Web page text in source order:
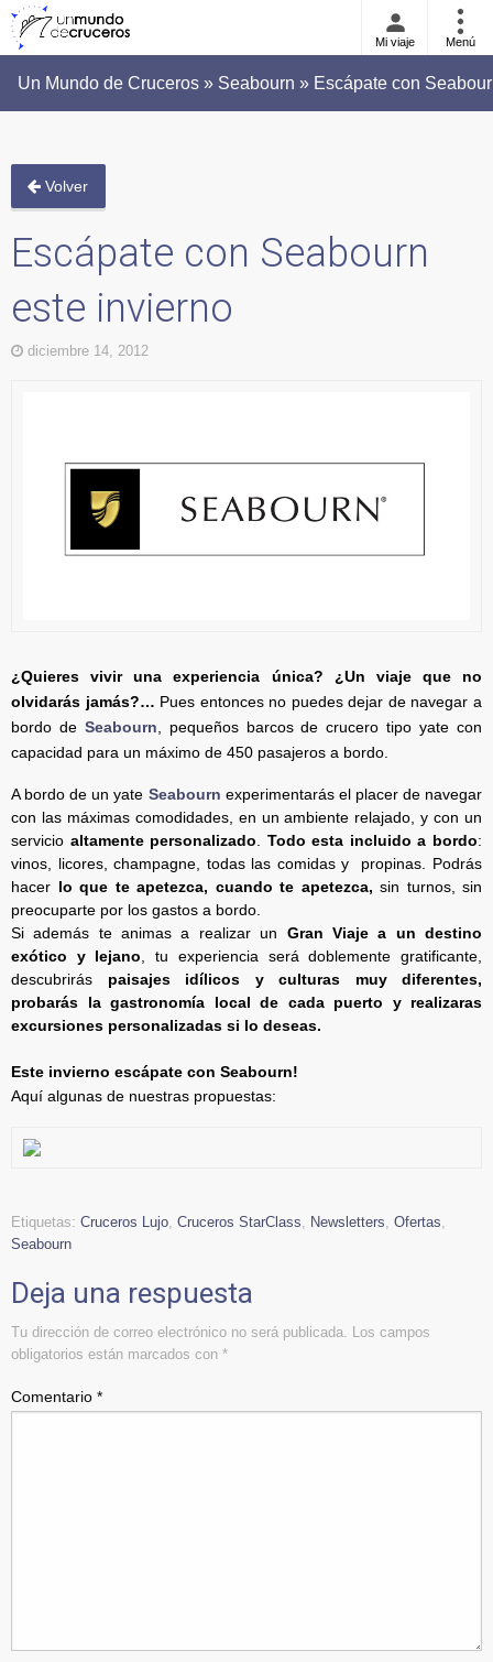
Mi viaje Menú
Un Mundo de Cruceros » Seabourn » Escápate con
Volver
Escápate con Seabourn
este invierno
diciembre 14, 2012
¿Quieres vivir una experiencia única? ¿Un viaje que no
olvidarás jamás?… Pues entonces no puedes dejar de navegar a
bordo de Seabourn , pequeños barcos de crucero tipo yate con
capacidad para un máximo de 450 pasajeros a bordo.
A bordo de un yate Seabourn experimentarás el placer de navegar
con las máximas comodidades, en un ambiente relajado, y con un
servicio altamente personalizado Todo esta incluido a bordo:
vinos, licores, champagne, todas las comidas y propinas. Podrás
hacer lo que te apetezca, cuando te apetezca, sin turnos, sin
preocuparte por los gastos a bordo.
Si además te animas a realizar un Gran Viaje a un destino
exótico y lejano , tu experiencia será doblemente gratificante,
descubrirás paisajes idílicos y culturas muy diferentes,
probarás la gastronomía local de cada puerto y realizaras
excursiones personalizadas si lo deseas.
Este invierno escápate con Seabourn!
Aquí algunas de nuestras propuestas:
Etiquetas: Cruceros Lujo Cruceros StarClass Newsletters Ofertas
Seabourn
Deja una respuesta
Tu dirección de correo electrónico no será publicada.
Los campos
obligatorios están marcados con *
Comentario *